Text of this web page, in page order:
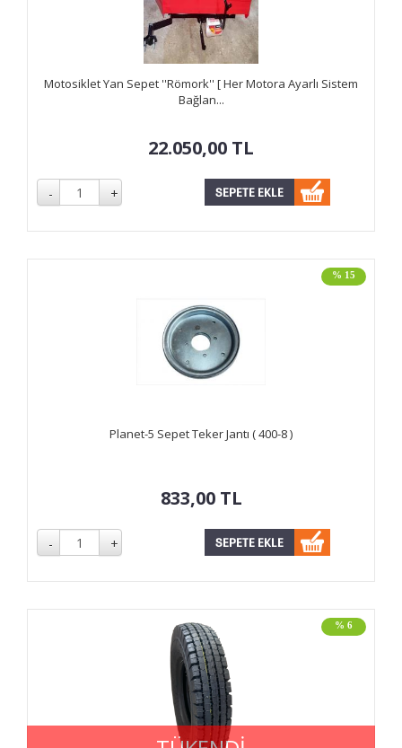
Motosiklet Yan Sepet ''Römork'' [ Her Motora Ayarlı Sistem
Bağlan...
22.050,00 TL
% 15
Planet-5 Sepet Teker Jantı ( 400-8 )
833,00 TL
% 6